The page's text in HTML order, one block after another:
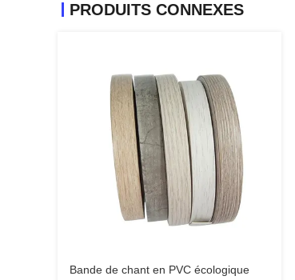
PRODUITS CONNEXES
Bande de chant en PVC écologique